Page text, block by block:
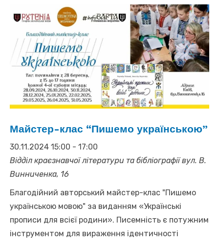
Майстер-клас “Пишемо українською”
30.11.2024 15:00 - 17:00
Відділ краєзнавчої літератури та бібліографіївул. В.
Винниченка, 16
Благодійний авторський майстер-клас "Пишемо
українською мовою" за виданням «Українські
прописи для всієї родини». Писемність є потужним
інструментом для вираження ідентичності